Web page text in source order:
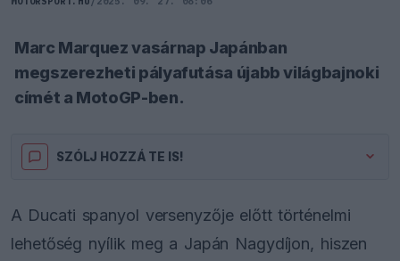
Marc Marquez vasárnap Japánban
megszerezheti pályafutása újabb világbajnoki
címét a MotoGP-ben.
SZÓLJ HOZZÁ TE IS!
A Ducati spanyol versenyzője előtt történelmi
lehetőség nyílik meg a Japán Nagydíjon, hiszen